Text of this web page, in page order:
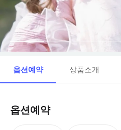
옵션예약 상품소개
옵션예약